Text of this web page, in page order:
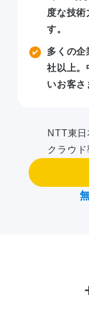
度な技術
す。
多くの
社以上。
いお客さ
NTT東日
クラウ